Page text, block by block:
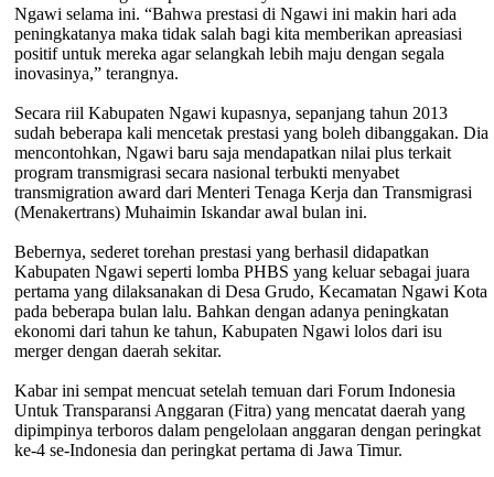
Ngawi selama ini. “Bahwa prestasi di Ngawi ini makin hari ada
peningkatanya maka tidak salah bagi kita memberikan apreasiasi
positif untuk mereka agar selangkah lebih maju dengan segala
inovasinya,” terangnya.
Secara riil Kabupaten Ngawi kupasnya, sepanjang tahun 2013
sudah beberapa kali mencetak prestasi yang boleh dibanggakan. Dia
mencontohkan, Ngawi baru saja mendapatkan nilai plus terkait
program transmigrasi secara nasional terbukti menyabet
transmigration award dari Menteri Tenaga Kerja dan Transmigrasi
(Menakertrans) Muhaimin Iskandar awal bulan ini.
Bebernya, sederet torehan prestasi yang berhasil didapatkan
Kabupaten Ngawi seperti lomba PHBS yang keluar sebagai juara
pertama yang dilaksanakan di Desa Grudo, Kecamatan Ngawi Kota
pada beberapa bulan lalu. Bahkan dengan adanya peningkatan
ekonomi dari tahun ke tahun, Kabupaten Ngawi lolos dari isu
merger dengan daerah sekitar.
Kabar ini sempat mencuat setelah temuan dari Forum Indonesia
Untuk Transparansi Anggaran (Fitra) yang mencatat daerah yang
dipimpinya terboros dalam pengelolaan anggaran dengan peringkat
ke-4 se-Indonesia dan peringkat pertama di Jawa Timur.